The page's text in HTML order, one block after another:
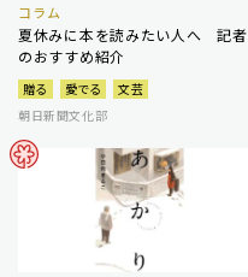
コラム
夏休みに本を読みたい人へ 記者
のおすすめ紹介
贈る 愛でる
文芸
朝日新聞文化部